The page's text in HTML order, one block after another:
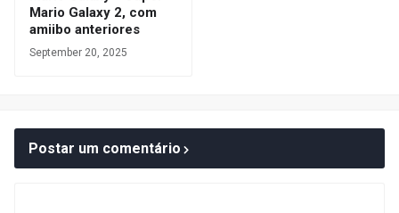
Mario Galaxy 2, com
amiibo anteriores
September 20, 2025
Postar um comentário